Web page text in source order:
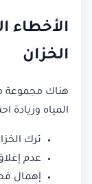
الأخطاء
الخزان
هناك مجموعة
المياه وزيادة
ترك
عدم
إهمال